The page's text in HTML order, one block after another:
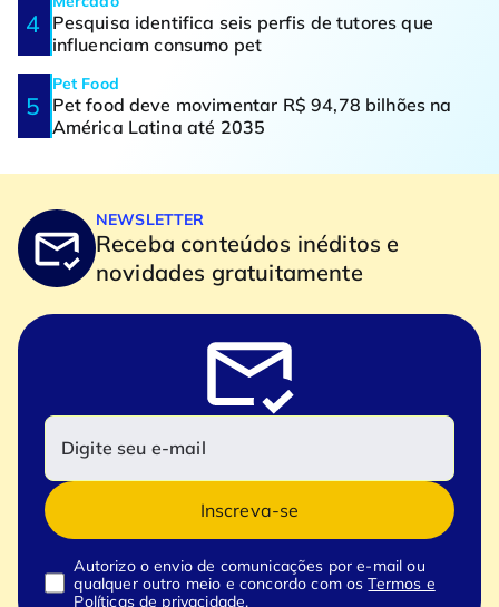
Pesquisa identifica seis perfis de tutores que
influenciam consumo pet
Pet Food
Pet food deve movimentar R$ 94,78 bilhões na
América Latina até 2035
NEWSLETTER
Receba conteúdos inéditos e
novidades gratuitamente
Inscreva-se
Autorizo o envio de comunicações por e-mail ou
qualquer outro meio e concordo com osTermos e
Políticas de privacidade.